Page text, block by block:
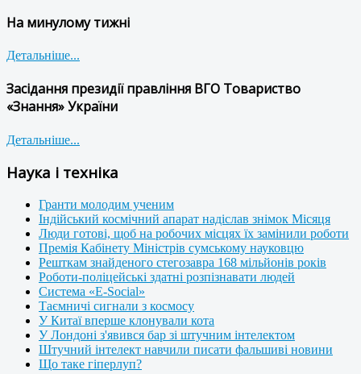
На минулому тижні
Детальніше...
Засідання президії правління ВГО Товариство
«Знання» України
Детальніше...
Наука і техніка
Гранти молодим ученим
Індійський космічний апарат надіслав знімок Місяця
Люди готові, щоб на робочих місцях їх замінили роботи
Премія Кабінету Міністрів сумському науковцю
Решткам знайденого стегозавра 168 мільйонів років
Роботи-поліцейські здатні розпізнавати людей
Система «E-Social»
Таємничі сигнали з космосу
У Китаї вперше клонували кота
У Лондоні з'явився бар зі штучним інтелектом
Штучний інтелект навчили писати фальшиві новини
Що таке гіперлуп?